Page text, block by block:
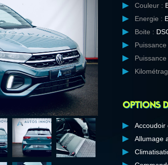
Couleur :
Energie :
Boite :
Puissance
Puissance
Options
Accoudoir
Allumage